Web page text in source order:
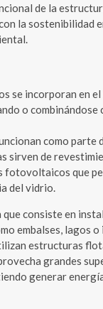
de la
la sostenibilidad
se incorporan en
o combinándose
como parte
sirven de
fotovoltaicos que
del vidrio.
que consiste en
embalses, lagos o
estructuras
grandes
generar